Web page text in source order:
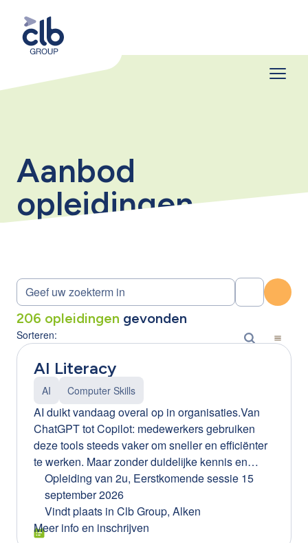
Aanbod
opleidingen
206 opleidingen gevonden
Sorteren:
AI Literacy
AI Computer Skills
AI duikt vandaag overal op in organisaties.Van
ChatGPT tot Copilot: medewerkers gebruiken
deze tools steeds vaker om sneller en efficiënter
te werken. Maar zonder duidelijke kennis en
afspraken kan AI ook risico’s creëren. Denk aan:
gevoelige bedrijfsinformatie die gedeeld wordt
foutieve of misleidende AI-resultaten onbewust
gebruik van AI-tools binnen de organisatie
Opleiding van 2u, Eerstkomende sessie 15
september 2026
Vindt plaats in Clb Group, Alken
Meer info en inschrijven